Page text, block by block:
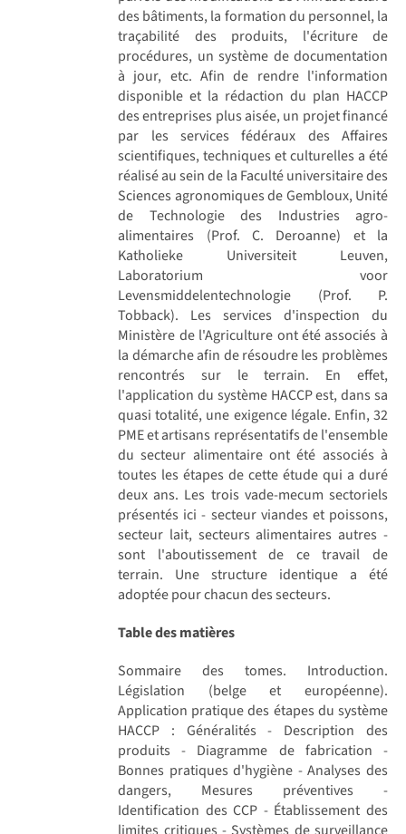
des bâtiments, la formation du personnel, la
traçabilité des produits, l'écriture de
procédures, un système de documentation
à jour, etc. Afin de rendre l'information
disponible et la rédaction du plan HACCP
des entreprises plus aisée, un projet financé
par les services fédéraux des Affaires
scientifiques, techniques et culturelles a été
réalisé au sein de la Faculté universitaire des
Sciences agronomiques de Gembloux, Unité
de Technologie des Industries agro-
alimentaires (Prof. C. Deroanne) et la
Katholieke Universiteit Leuven,
Laboratorium voor
Levensmiddelentechnologie (Prof. P.
Tobback). Les services d'inspection du
Ministère de l'Agriculture ont été associés à
la démarche afin de résoudre les problèmes
rencontrés sur le terrain. En effet,
l'application du système HACCP est, dans sa
quasi totalité, une exigence légale. Enfin, 32
PME et artisans représentatifs de l'ensemble
du secteur alimentaire ont été associés à
toutes les étapes de cette étude qui a duré
deux ans. Les trois vade-mecum sectoriels
présentés ici - secteur viandes et poissons,
secteur lait, secteurs alimentaires autres -
sont l'aboutissement de ce travail de
terrain. Une structure identique a été
adoptée pour chacun des secteurs.
Table des matières
Sommaire des tomes. Introduction.
Législation (belge et européenne).
Application pratique des étapes du système
HACCP : Généralités - Description des
produits - Diagramme de fabrication -
Bonnes pratiques d'hygiène - Analyses des
dangers, Mesures préventives -
Identification des CCP - Établissement des